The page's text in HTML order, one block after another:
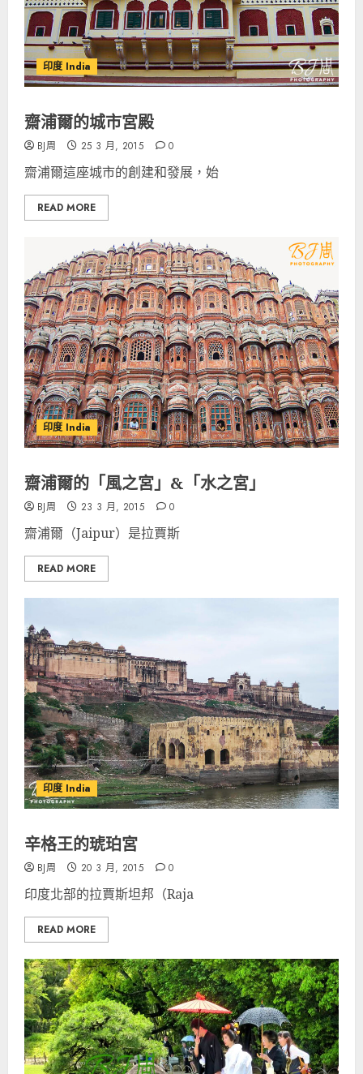
印度 India
齋浦爾的城市宮殿
BJ周 25 3 月, 2015 0
齋浦爾這座城市的創建和發展，始
READ MORE
印度 India
齋浦爾的「風之宮」&「水之宮」
BJ周 23 3 月, 2015 0
齋浦爾（Jaipur）是拉賈斯
READ MORE
印度 India
辛格王的琥珀宮
BJ周 20 3 月, 2015 0
印度北部的拉賈斯坦邦（Raja
READ MORE